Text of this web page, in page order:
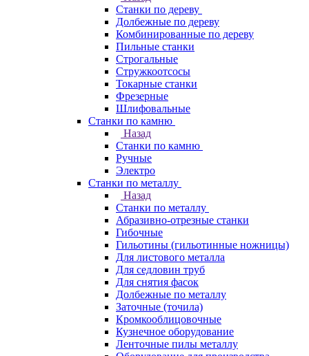
Станки по дереву
Долбежные по дереву
Комбинированные по дереву
Пильные станки
Строгальные
Стружкоотсосы
Токарные станки
Фрезерные
Шлифовальные
Станки по камню
Назад
Станки по камню
Ручные
Электро
Станки по металлу
Назад
Станки по металлу
Абразивно-отрезные станки
Гибочные
Гильотины (гильотинные ножницы)
Для листового металла
Для седловин труб
Для снятия фасок
Долбежные по металлу
Заточные (точила)
Кромкооблицовочные
Кузнечное оборудование
Ленточные пилы металлу